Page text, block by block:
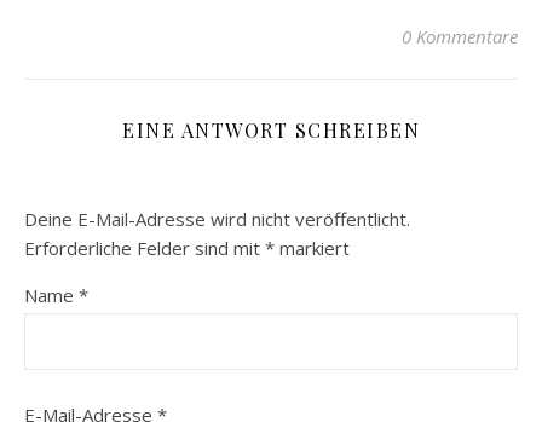
0 Kommentare
EINE ANTWORT SCHREIBEN
Deine E-Mail-Adresse wird nicht veröffentlicht.
Erforderliche Felder sind mit * markiert
Name *
E-Mail-Adresse *